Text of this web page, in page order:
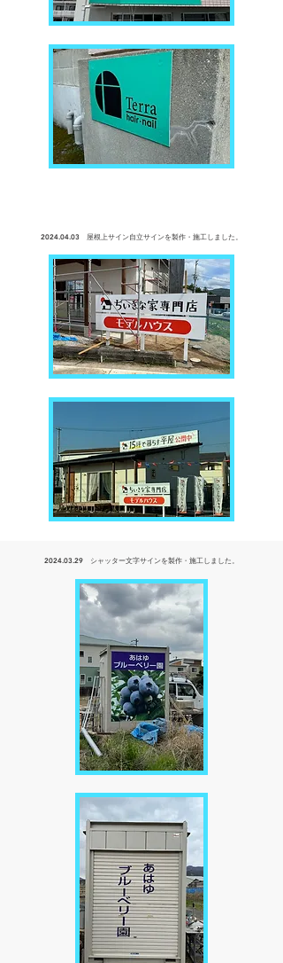
2024.04.03 屋根上サイン自立サインを製作・ 施工しました。
2024.03.29 シャッター文字サインを製作・ 施工しました。